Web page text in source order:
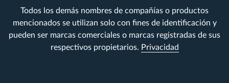
Todos los demás nombres de compañías o productos
mencionados se utilizan solo con fines de identificación y
pueden ser marcas comerciales o marcas registradas de sus
respectivos propietarios. Privacidad